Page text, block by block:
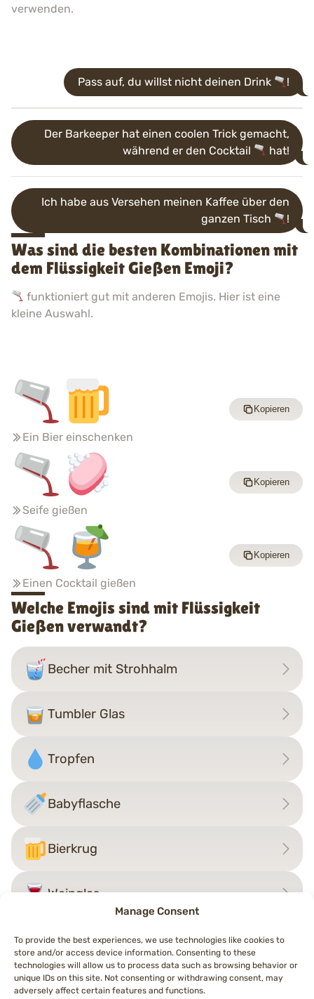
Manage Consent
To provide the best experiences, we use technologies like cookies to
store and/or access device information. Consenting to these
technologies will allow us to process data such as browsing behavior or
unique IDs on this site. Not consenting or withdrawing consent, may
adversely affect certain features and functions.
verwenden.
Pass auf, du willst nicht deinen Drink !
Der Barkeeper hat einen coolen Trick gemacht,
während er den Cocktail
hat!
Ich habe aus Versehen meinen Kaffee über den
ganzen Tisch
!
Was sind die besten Kombinationen mit
dem Flüssigkeit Gießen Emoji?
funktioniert gut mit anderen Emojis. Hier ist eine
kleine Auswahl.
Ein Bier einschenken
Kopieren
Seife gießen
Kopieren
Einen Cocktail gießen
Kopieren
Welche Emojis sind mit Flüssigkeit
Gießen verwandt?
Becher mit Strohhalm
Tumbler Glas
Tropfen
Babyflasche
Bierkrug
Weinglas
Beitragsnavigation
←TeekanneBohnen→